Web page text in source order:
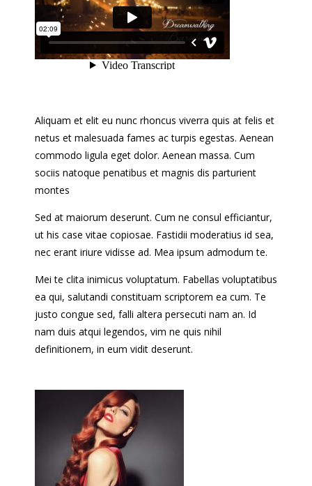
Aliquam et elit eu nunc rhoncus viverra quis at felis et
netus et malesuada fames ac turpis egestas. Aenean
commodo ligula eget dolor. Aenean massa. Cum
sociis natoque penatibus et magnis dis parturient
montes
Sed at maiorum deserunt. Cum ne consul efficiantur,
ut his case vitae copiosae. Fastidii moderatius id sea,
nec erant iriure vidisse ad. Mea ipsum admodum te.
Mei te clita inimicus voluptatum. Fabellas voluptatibus
ea qui, salutandi constituam scriptorem ea cum. Te
justo congue sed, falli altera persecuti nam an. Id
nam duis atqui legendos, vim ne quis nihil
definitionem, in eum vidit deserunt.